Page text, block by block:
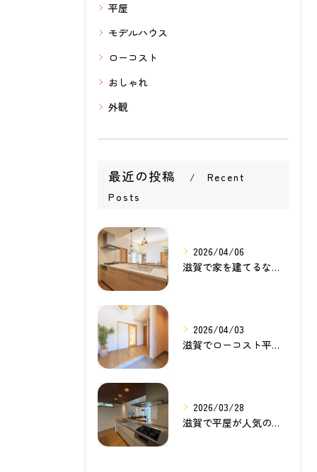
平屋
モデルハウス
ローコスト
おしゃれ
外観
最近の投稿
Recent
Posts
2026/04/06
滋賀で家を建てるなら知っておきたい住宅ローンの基本｜無理のない家づくりの考え方
2026/04/03
滋賀でローコスト平屋を建てるなら？無理のない価格で理想の暮らしを叶える家づくり
2026/03/28
滋賀で平屋が人気の理由とは？暮らしやすさ・家事動線・将来性から考える家づくり